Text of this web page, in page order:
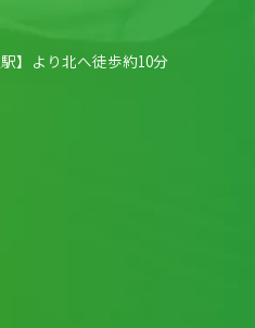
】より北へ徒歩約10分